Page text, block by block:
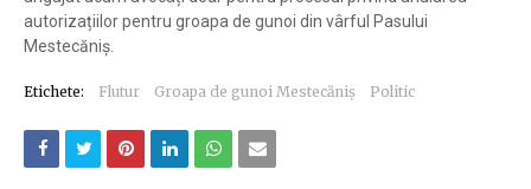
autorizațiilor pentru groapa de gunoi din vârful Pasului
Mestecăniș.
Etichete: Flutur Groapa de gunoi Mestecăniș Politic